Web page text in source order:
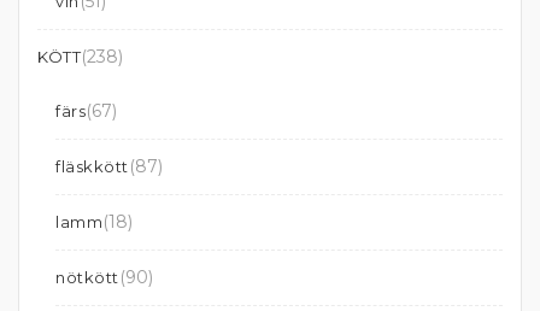
KÖTT(238)
färs(67)
fläskkött (87)
lamm(18)
nötkött (90)